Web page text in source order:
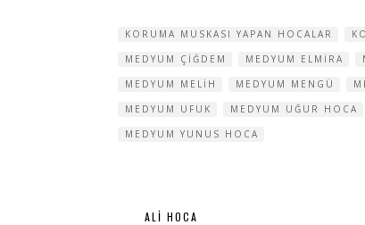
KORUMA MUSKASI YAPAN HOCALAR
MEDYUM ÇIĞDEM
MEDYUM ELMIRA
MEDYUM MELIH
MEDYUM MENGÜ
MEDYUM UFUK
MEDYUM UĞUR HOCA
MEDYUM YUNUS HOCA
ALI HOCA